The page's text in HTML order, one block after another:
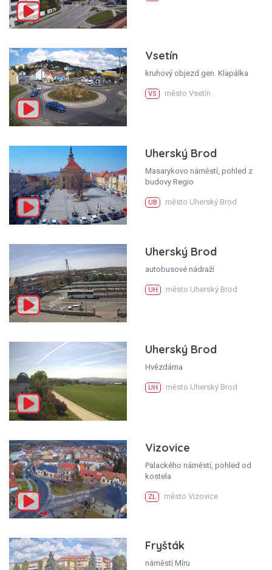
Vsetín
kruhový objezd gen. Klapálka
VS město Vsetín
Uherský Brod
Masarykovo náměstí, pohled z
budovy Regio
UB město Uherský Brod
Uherský Brod
autobusové nádraží
UH město Uherský Brod
Uherský Brod
Hvězdárna
UH město Uherský Brod
Vizovice
Palackého náměstí, pohled od
kostela
ZL město Vizovice
Fryšták
náměstí Míru